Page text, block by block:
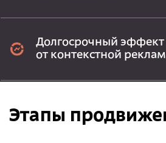
Долгосрочный эффект
от контекстной
Этапы